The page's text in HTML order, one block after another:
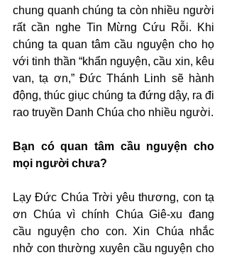
chung quanh chúng ta còn nhiều người
rất cần nghe Tin Mừng Cứu Rỗi. Khi
chúng ta quan tâm cầu nguyện cho họ
với tinh thần “khẩn nguyện, cầu xin, kêu
van, tạ ơn,” Đức Thánh Linh sẽ hành
động, thúc giục chúng ta đứng dậy, ra đi
rao truyền Danh Chúa cho nhiều người.
Bạn có quan tâm cầu nguyện cho
mọi người chưa?
Lạy Đức Chúa Trời yêu thương, con tạ
ơn Chúa vì chính Chúa Giê-xu đang
cầu nguyện cho con. Xin Chúa nhắc
nhở con thường xuyên cầu nguyện cho